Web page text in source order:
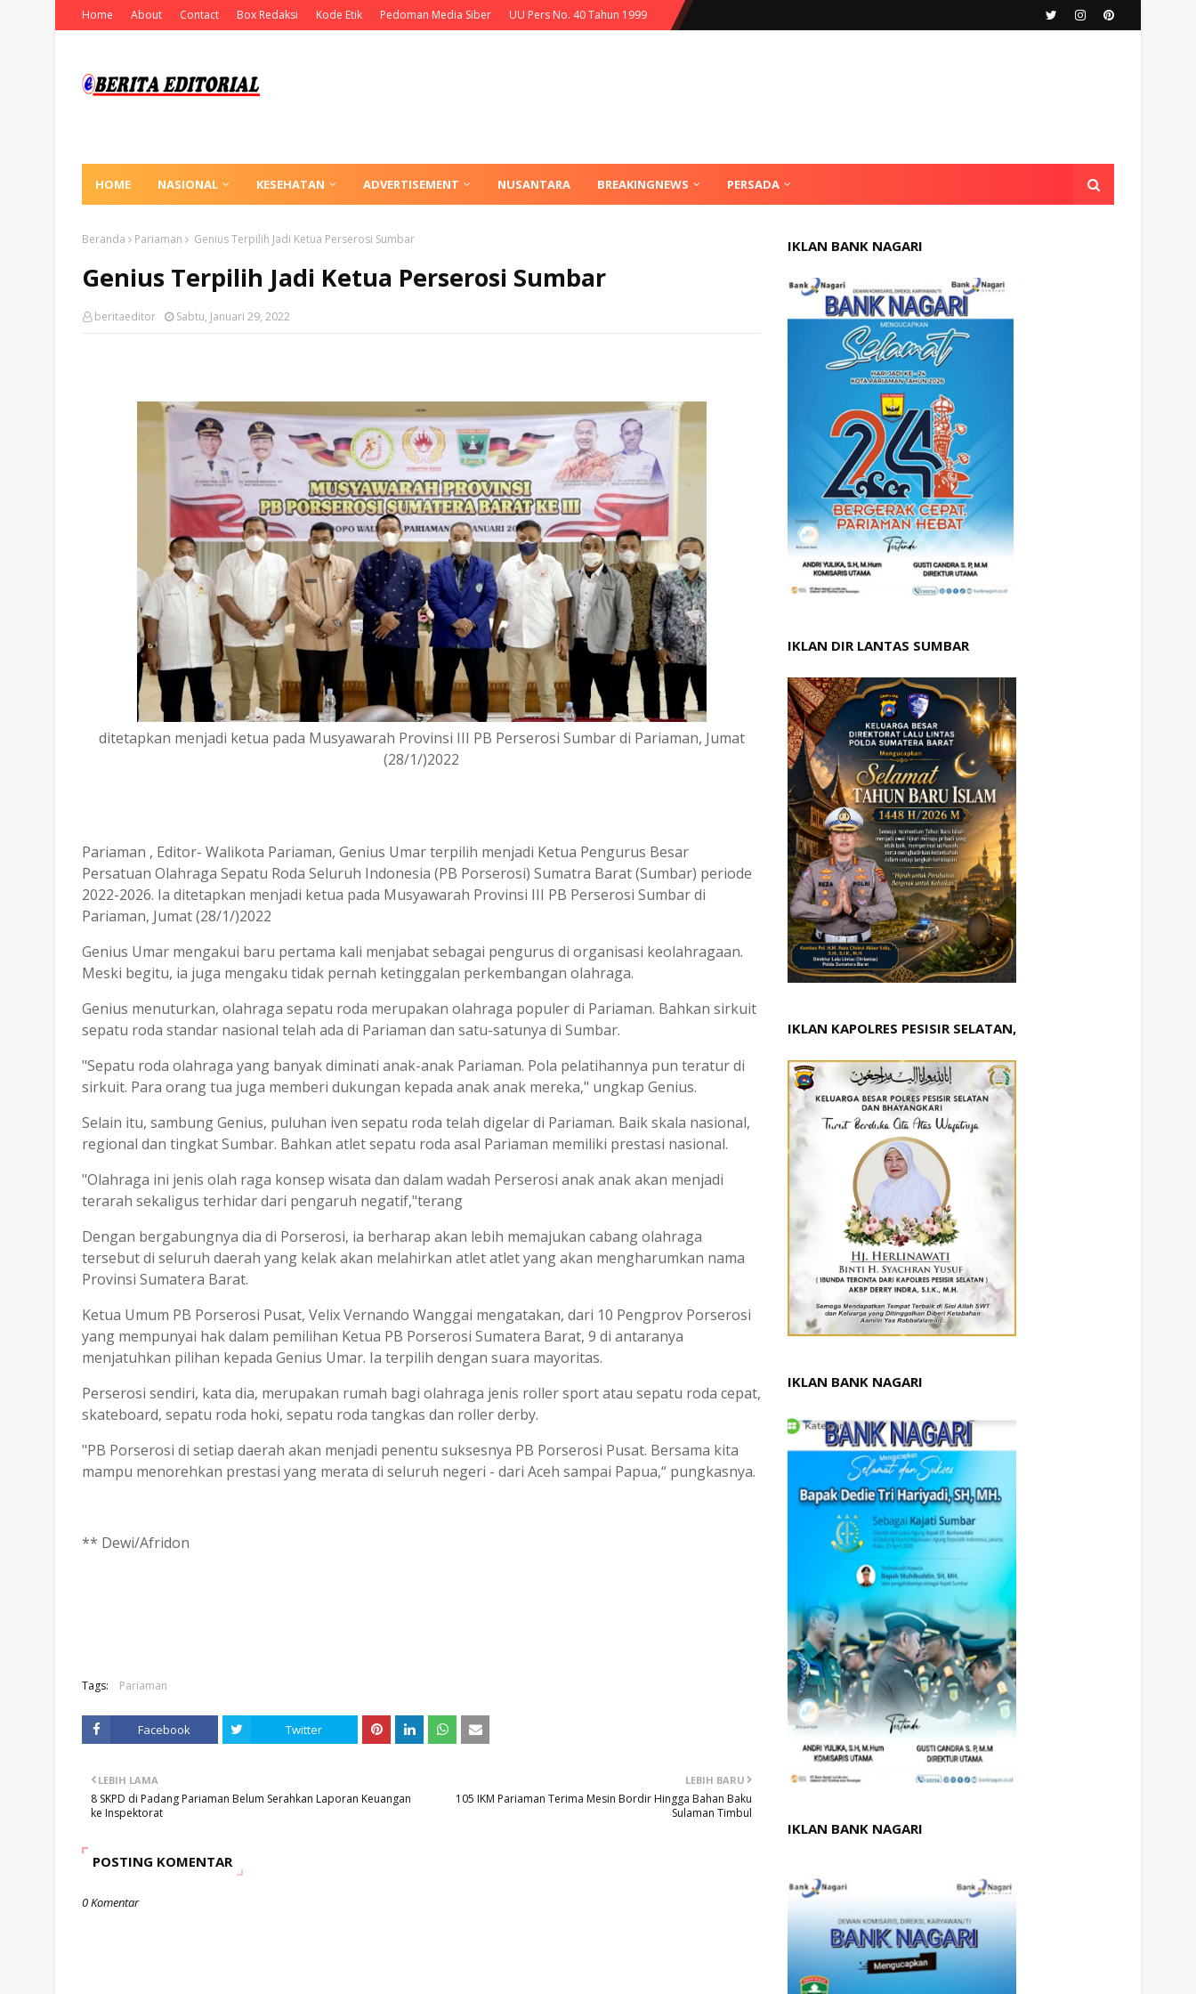
Home About Contact Box Redaksi Kode Etik Pedoman Media Siber UU Pers No. 40 Tahun 1999
HOME NASIONAL KESEHATAN ADVERTISEMENT NUSANTARA BREAKINGNEWS PERSADA
Beranda Pariaman Genius Terpilih Jadi Ketua Perserosi Sumbar
Genius Terpilih Jadi Ketua Perserosi Sumbar
beritaeditor Sabtu, Januari 29, 2022
ditetapkan menjadi ketua pada Musyawarah Provinsi III PB Perserosi Sumbar di Pariaman, Jumat
(28/1/)2022
Pariaman , Editor- Walikota Pariaman, Genius Umar terpilih menjadi Ketua Pengurus Besar
Persatuan Olahraga Sepatu Roda Seluruh Indonesia (PB Porserosi) Sumatra Barat (Sumbar) periode
2022-2026. Ia ditetapkan menjadi ketua pada Musyawarah Provinsi III PB Perserosi Sumbar di
Pariaman, Jumat (28/1/)2022
Genius Umar mengakui baru pertama kali menjabat sebagai pengurus di organisasi keolahragaan.
Meski begitu, ia juga mengaku tidak pernah ketinggalan perkembangan olahraga.
Genius menuturkan, olahraga sepatu roda merupakan olahraga populer di Pariaman. Bahkan sirkuit
sepatu roda standar nasional telah ada di Pariaman dan satu-satunya di Sumbar.
"Sepatu roda olahraga yang banyak diminati anak-anak Pariaman. Pola pelatihannya pun teratur di
sirkuit. Para orang tua juga memberi dukungan kepada anak anak mereka," ungkap Genius.
Selain itu, sambung Genius, puluhan iven sepatu roda telah digelar di Pariaman. Baik skala nasional,
regional dan tingkat Sumbar. Bahkan atlet sepatu roda asal Pariaman memiliki prestasi nasional.
"Olahraga ini jenis olah raga konsep wisata dan dalam wadah Perserosi anak anak akan menjadi
terarah sekaligus terhidar dari pengaruh negatif,"terang
Dengan bergabungnya dia di Porserosi, ia berharap akan lebih memajukan cabang olahraga
tersebut di seluruh daerah yang kelak akan melahirkan atlet atlet yang akan mengharumkan nama
Provinsi Sumatera Barat.
Ketua Umum PB Porserosi Pusat, Velix Vernando Wanggai mengatakan, dari 10 Pengprov Porserosi
yang mempunyai hak dalam pemilihan Ketua PB Porserosi Sumatera Barat, 9 di antaranya
menjatuhkan pilihan kepada Genius Umar. Ia terpilih dengan suara mayoritas.
Perserosi sendiri, kata dia, merupakan rumah bagi olahraga jenis roller sport atau sepatu roda cepat,
skateboard, sepatu roda hoki, sepatu roda tangkas dan roller derby.
"PB Porserosi di setiap daerah akan menjadi penentu suksesnya PB Porserosi Pusat. Bersama kita
mampu menorehkan prestasi yang merata di seluruh negeri - dari Aceh sampai Papua,“ pungkasnya.
** Dewi/Afridon
Tags: Pariaman
Facebook Twitter
LEBIH BARU
105 IKM Pariaman Terima Mesin Bordir Hingga Bahan Baku
Sulaman Timbul
LEBIH LAMA
8 SKPD di Padang Pariaman Belum Serahkan Laporan Keuangan
ke Inspektorat
POSTING KOMENTAR
0 Komentar
IKLAN BANK NAGARI
IKLAN DIR LANTAS SUMBAR
IKLAN KAPOLRES PESISIR SELATAN,
IKLAN BANK NAGARI
IKLAN BANK NAGARI